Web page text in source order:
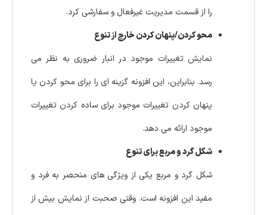
را از قسمت مدیریت غیرفعال و سفارشی کرد.
محو کردن/پنهان کردن خارج از تنوع
نمایش تغییرات موجود در انبار ضروری به نظر می
رسد. بنابراین، این افزونه گزینه ای را برای محو کردن یا
پنهان کردن تغییرات موجود برای ساده کردن تغییرات
موجود ارائه می دهد.
شکل گرد و مربع برای تنوع
شکل گرد و مربع یکی از ویژگی های منحصر به فرد و
مفید این افزونه است. وقتی صحبت از نمایش بیش از